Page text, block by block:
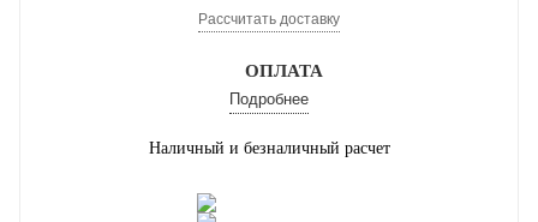
Рассчитать доставку
ОПЛАТА
Подробнее
Наличный и безналичный расчет